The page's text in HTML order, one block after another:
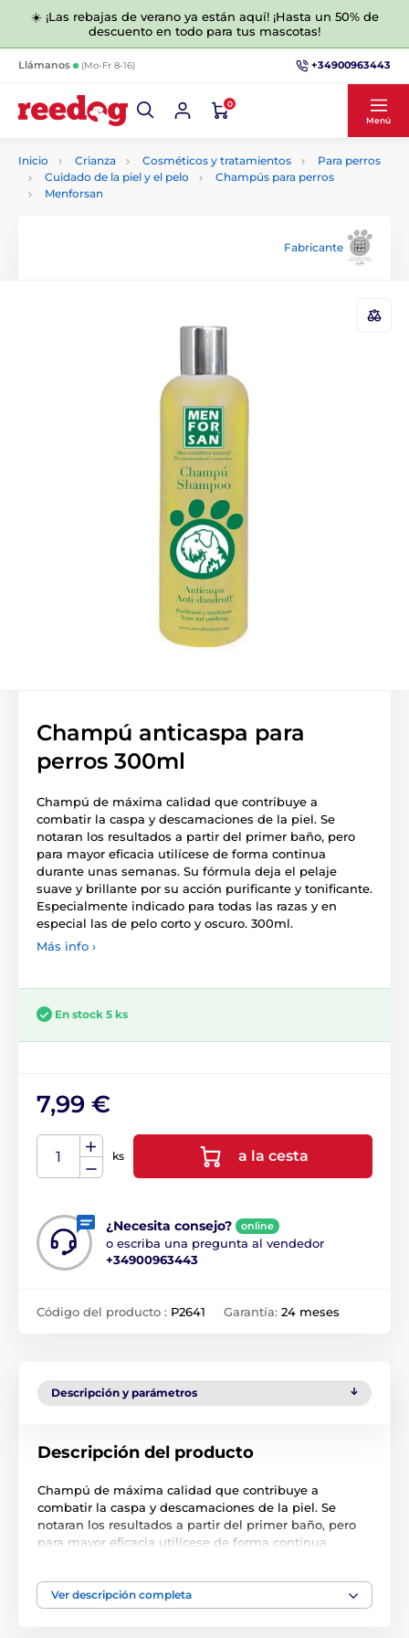
☀️ ¡Las rebajas de verano ya están aquí! ¡Hasta un 50% de
descuento en todo para tus mascotas!
Llámanos (Mo-Fr 8-16) +34900963443
0
Menú
Inicio Crianza Cosméticos y tratamientos
Para perros
Cuidado de la piel y el pelo
Champús para perros
Menforsan
Fabricante
Champú anticaspa para
perros 300ml
Champú de máxima calidad que contribuye a
combatir la caspa y descamaciones de la piel. Se
notaran los resultados a partir del primer baño, pero
para mayor eficacia utilícese de forma continua
durante unas semanas. Su fórmula deja el pelaje
suave y brillante por su acción purificante y tonificante.
Especialmente indicado para todas las razas y en
especial las de pelo corto y oscuro. 300ml.
Más info ›
En stock 5 ks
7,99 €
ks a la cesta
¿Necesita consejo? online
o escriba una pregunta al vendedor
+34900963443
Código del producto : P2641 Garantía: 24 meses
Descripción y parámetros
Descripción del producto
Champú de máxima calidad que contribuye a
combatir la caspa y descamaciones de la piel. Se
notaran los resultados a partir del primer baño, pero
para mayor eficacia utilícese de forma continua
tonificante. Especialmente indicado para todas las
razas y en especial las de pelo corto y oscuro.
Ver descripción completa